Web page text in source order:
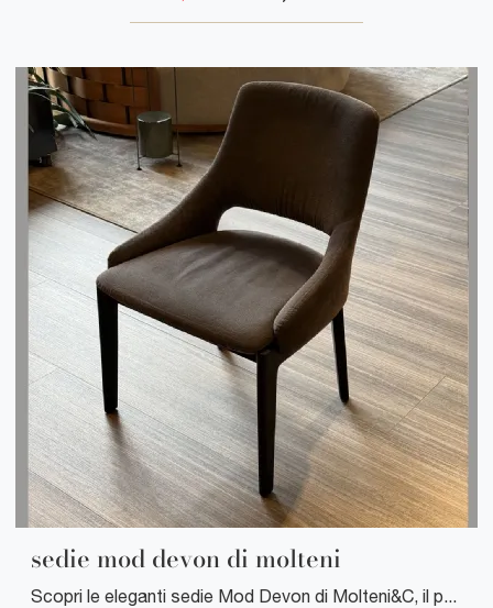
sedie mod devon di molteni
Scopri le eleganti sedie Mod Devon di Molteni&C, il perfetto equilibrio tra design contemporaneo e comfort, ideali per arredare con stile e ...